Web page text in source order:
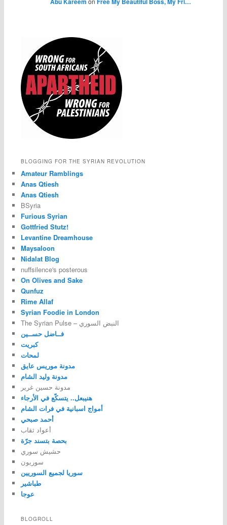
BLOGGING FOR THE SYRIAN REVOLUTION
Amateur Ramblings
Anas Qtiesh
Anas Qtiesh
BSyria
Furious Syrian
Gottfried Stutz!
Levantine Dreamhouse
Maysaloon
Nidalat Blog
nuffsilence's posterous
On Olives and Sake
Qunfuz
Rime Allaf
Syrian Foodie in London
The Syrian Pulse – النبض السوري
فــاضل حســين
كبريت
لمحات
مدونة موريس عايق
مدونة وليد الشام
مدونة حسين غرير
هنيبعل.. يتسكّع في الأرجاء
أمواج اسبانية في فرات الشام
أحمد صبحي
أعواد ثقاب
بحصة بتسند جرّة
حشيش سوري
سوريون
سوريا لجميع السوريين
طباشير
عوجا
BLOGROLL